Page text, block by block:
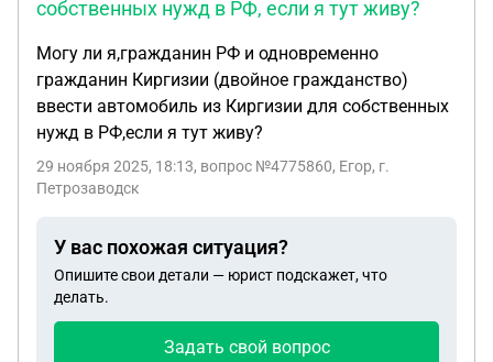
собственных нужд в РФ, если я тут живу?
Могу ли я,гражданин РФ и одновременно
гражданин Киргизии (двойное гражданство)
ввести автомобиль из Киргизии для собственных
нужд в РФ,если я тут живу?
29 ноября 2025, 18:13, вопрос №4775860, Егор, г.
Петрозаводск
У вас похожая ситуация?
Опишите свои детали — юрист подскажет, что
делать.
Задать свой вопрос